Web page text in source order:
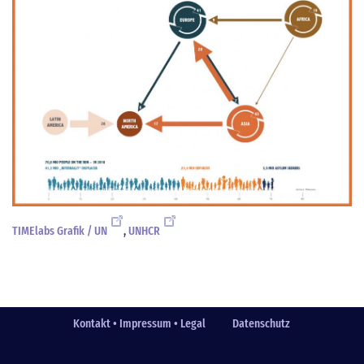
TIMElabs Grafik / UN ,UNHCR
Fußzeile
Kontakt • Impressum • Legal Datenschutz